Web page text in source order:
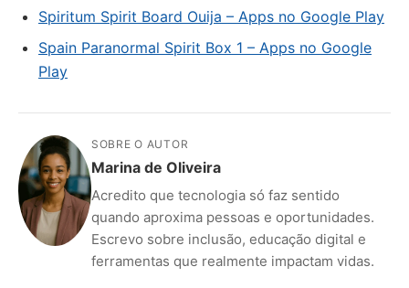
Spiritum Spirit Board Ouija – Apps no Google Play
Spain Paranormal Spirit Box 1 – Apps no Google
Play
SOBRE O AUTOR
Marina de Oliveira
Acredito que tecnologia só faz sentido
quando aproxima pessoas e oportunidades.
Escrevo sobre inclusão, educação digital e
ferramentas que realmente impactam vidas.